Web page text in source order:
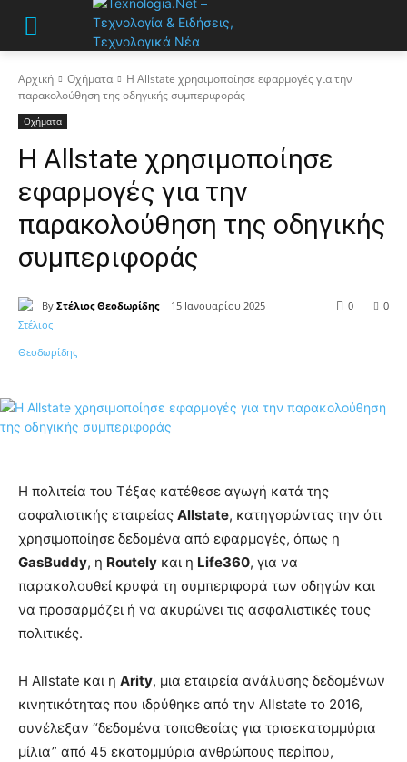
Αρχική Οχήματα
Η Allstate χρησιμοποίησε εφαρμογές για την
παρακολούθηση της οδηγικής συμπεριφοράς
Οχήματα
Η Allstate χρησιμοποίησε
εφαρμογές για την
παρακολούθηση της οδηγικής
συμπεριφοράς
By Στέλιος Θεοδωρίδης 15 Ιανουαρίου 2025 0
0
Η πολιτεία του Τέξας κατέθεσε αγωγή κατά της
ασφαλιστικής εταιρείας Allstate, κατηγορώντας την ότι
χρησιμοποίησε δεδομένα από εφαρμογές, όπως η
GasBuddy, η Routely και η Life360, για να
παρακολουθεί κρυφά τη συμπεριφορά των οδηγών και
να προσαρμόζει ή να ακυρώνει τις ασφαλιστικές τους
πολιτικές.
Η Allstate και η Arity, μια εταιρεία ανάλυσης δεδομένων
κινητικότητας που ιδρύθηκε από την Allstate το 2016,
συνέλεξαν “δεδομένα τοποθεσίας για τρισεκατομμύρια
μίλια” από 45 εκατομμύρια ανθρώπους περίπου,